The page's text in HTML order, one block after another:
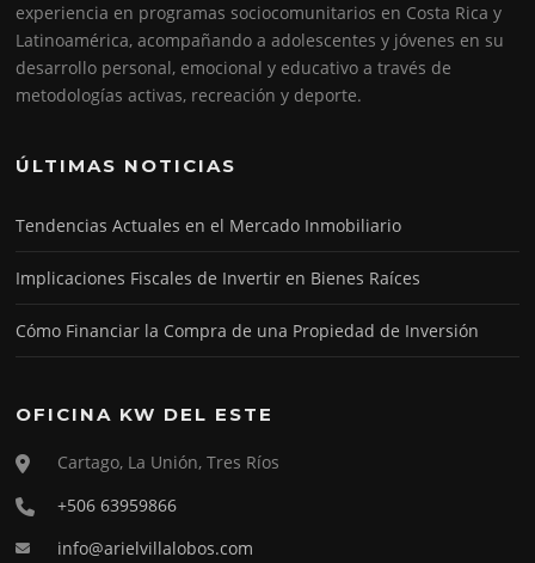
experiencia en programas sociocomunitarios en Costa Rica y
Latinoamérica, acompañando a adolescentes y jóvenes en su
desarrollo personal, emocional y educativo a través de
metodologías activas, recreación y deporte.
ÚLTIMAS NOTICIAS
Tendencias Actuales en el Mercado Inmobiliario
Implicaciones Fiscales de Invertir en Bienes Raíces
Cómo Financiar la Compra de una Propiedad de Inversión
OFICINA KW DEL ESTE
Cartago, La Unión, Tres Ríos
+506 63959866
info@arielvillalobos.com